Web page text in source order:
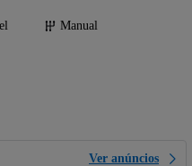
Manual
Ver anúncios